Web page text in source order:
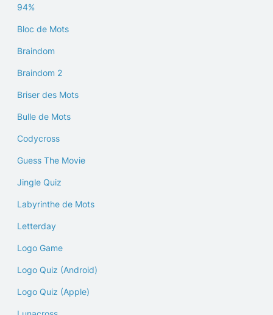
94%
Bloc de Mots
Braindom
Braindom 2
Briser des Mots
Bulle de Mots
Codycross
Guess The Movie
Jingle Quiz
Labyrinthe de Mots
Letterday
Logo Game
Logo Quiz (Android)
Logo Quiz (Apple)